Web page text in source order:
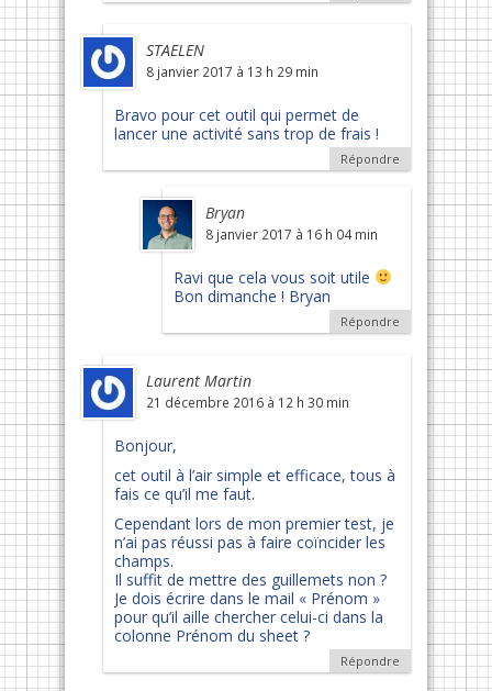
STAELEN
8 janvier 2017 à 13 h 29 min
Bravo pour cet outil qui permet de
lancer une activité sans trop de frais !
Répondre
Bryan
8 janvier 2017 à 16 h 04 min
Ravi que cela vous soit utile
Bon dimanche ! Bryan
Répondre
Laurent Martin
21 décembre 2016 à 12 h 30 min
Bonjour,
cet outil à l’air simple et efficace, tous à
fais ce qu’il me faut.
Cependant lors de mon premier test, je
n’ai pas réussi pas à faire coïncider les
champs.
Il suffit de mettre des guillemets non ?
Je dois écrire dans le mail « Prénom »
pour qu’il aille chercher celui-ci dans la
colonne Prénom du sheet ?
Répondre